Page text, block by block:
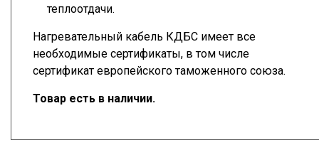
теплоотдачи.
Нагревательный кабель КДБС имеет все
необходимые сертификаты, в том числе
сертификат европейского таможенного союза.
Товар есть в наличии.